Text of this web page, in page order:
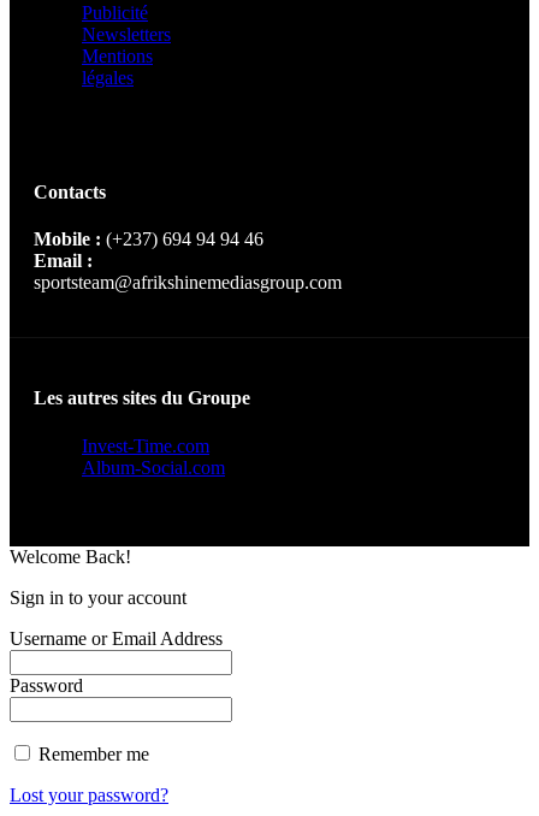
Publicité
Newsletters
Mentions
légales
Contacts
Mobile : (+237) 694 94 94 46
Email :
sportsteam@afrikshinemediasgroup.com
Les autres sites du Groupe
Invest-Time.com
Album-Social.com
Welcome Back!
Sign in to your account
Username or Email Address
Password
Remember me
Lost your password?